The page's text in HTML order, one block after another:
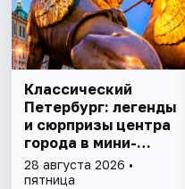
Классический
Петербург: легенды
и сюрпризы центра
города в мини-
группе
28 августа 2026 •
пятница